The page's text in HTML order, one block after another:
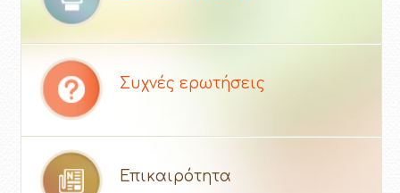
Συχνές ερωτήσεις
Επικαιρότητα